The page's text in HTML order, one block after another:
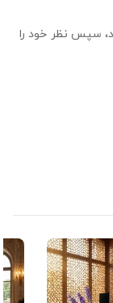
سپس نظر خود را